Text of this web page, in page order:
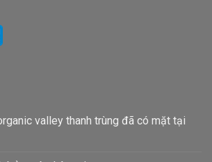
valley thanh trùng đã có mặt tại